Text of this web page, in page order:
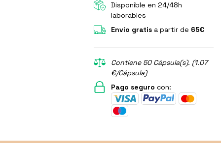
Disponible en 24/48h
laborables
Envío gratisa partir de 65€
Contiene 50 Cápsula(s). (1.07
€/Cápsula)
Pago seguro con: